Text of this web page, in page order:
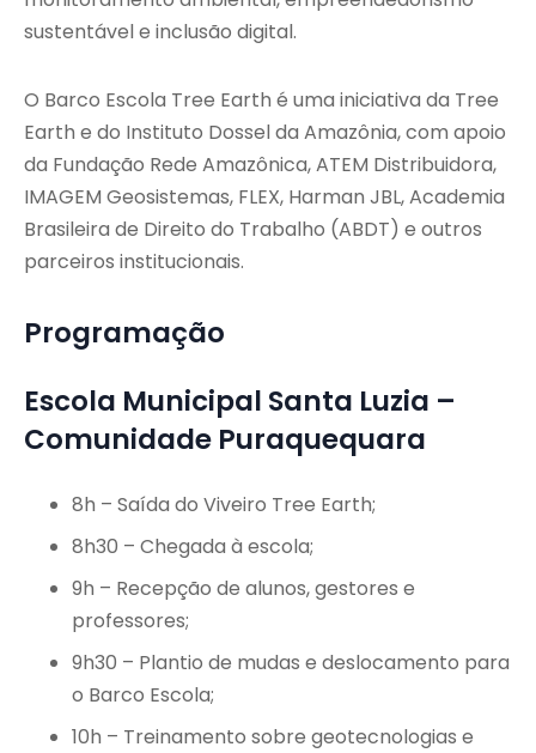
sustentável e inclusão digital.
O Barco Escola Tree Earth é uma iniciativa da Tree
Earth e do Instituto Dossel da Amazônia, com apoio
da Fundação Rede Amazônica, ATEM Distribuidora,
IMAGEM Geosistemas, FLEX, Harman JBL, Academia
Brasileira de Direito do Trabalho (ABDT) e outros
parceiros institucionais.
Programação
Escola Municipal Santa Luzia –
Comunidade Puraquequara
8h – Saída do Viveiro Tree Earth;
8h30 – Chegada à escola;
9h – Recepção de alunos, gestores e
professores;
9h30 – Plantio de mudas e deslocamento para
o Barco Escola;
10h – Treinamento sobre geotecnologias e